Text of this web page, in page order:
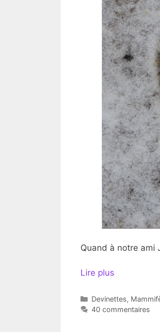
Quand à notre ami
Lire plus
Catégories
Devinettes,
40 commentaires